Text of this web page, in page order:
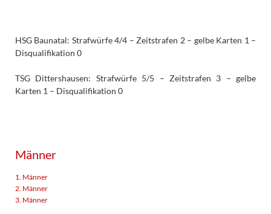
HSG Baunatal: Strafwürfe 4/4 – Zeitstrafen 2 – gelbe Karten 1 –
Disqualifikation 0
TSG Dittershausen: Strafwürfe 5/5 – Zeitstrafen 3 – gelbe
Karten 1 – Disqualifikation 0
Männer
1. Männer
2. Männer
3. Männer